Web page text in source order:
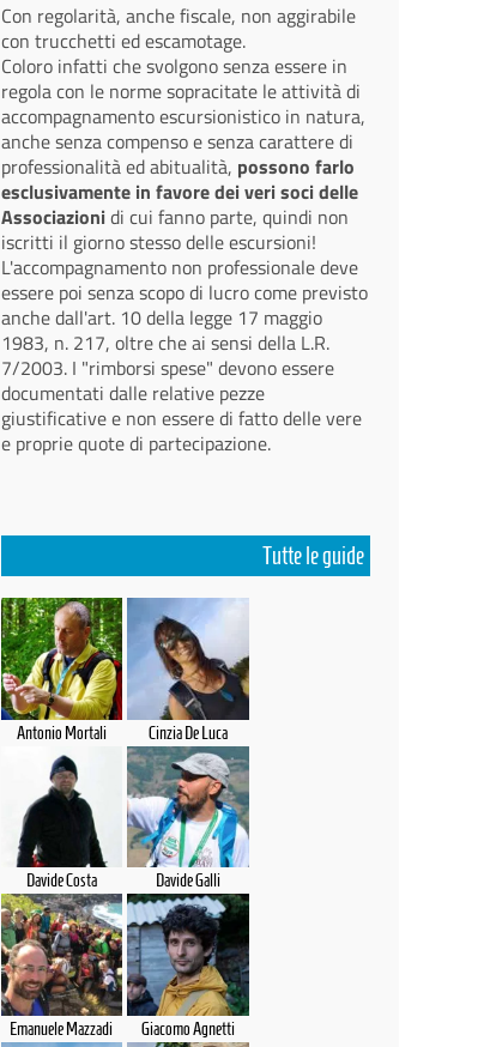
Con regolarità, anche fiscale, non aggirabile
con trucchetti ed escamotage.
Coloro infatti che svolgono senza essere in
regola con le norme sopracitate le attività di
accompagnamento escursionistico in natura,
anche senza compenso e senza carattere di
professionalità ed abitualità, possono farlo
esclusivamente in favore dei veri soci delle
Associazionidi cui fanno parte, quindi non
iscritti il giorno stesso delle escursioni!
L'accompagnamento non professionale deve
essere poi senza scopo di lucro come previsto
anche dall'art. 10 della legge 17 maggio
1983, n. 217, oltre che ai sensi della L.R.
7/2003. I "rimborsi spese" devono essere
documentati dalle relative pezze
giustificative e non essere di fatto delle vere
e proprie quote di partecipazione.
Tutte le guide
Antonio Mortali Cinzia De Luca
Davide Costa Davide Galli
Emanuele Mazzadi Giacomo Agnetti